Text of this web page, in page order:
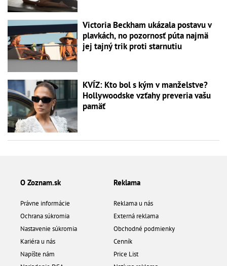
Victoria Beckham ukázala postavu v
plavkách, no pozornosť púta najmä
jej tajný trik proti starnutiu
KVÍZ: Kto bol s kým v manželstve?
Hollywoodske vzťahy preveria vašu
pamäť
O Zoznam.sk
Právne informácie
Ochrana súkromia
Nastavenie súkromia
Kariéra u nás
Napíšte nám
Reklama
Reklama u nás
Externá reklama
Obchodné podmienky
Cenník
Price List